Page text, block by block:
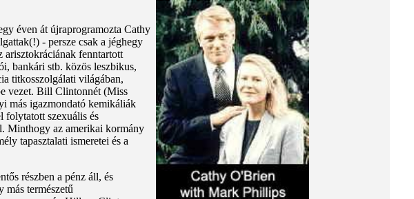
éven át újraprogramozta Cathy
- persze csak a jéghegy
arisztokráciának fenntartott
bankári stb. közös leszbikus,
titkosszolgálati világában,
vezet. Bill Clintonnét (Miss
más igazmondató kemikáliák
folytatott szexuális és
Minthogy az amerikai kormány
tapasztalati ismeretei és a
részben a pénz áll, és
természetű